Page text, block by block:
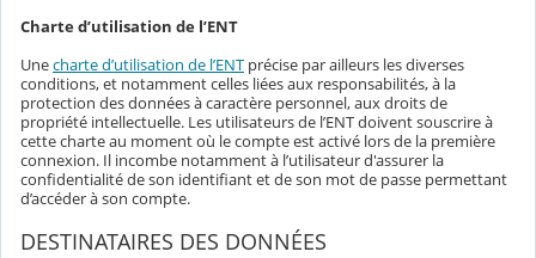
Charte d’utilisation de l’ENT
Unecharte d’utilisation de l’ENT précise par ailleurs les diverses
conditions, et notamment celles liées aux responsabilités, à la
protection des données à caractère personnel, aux droits de
propriété intellectuelle. Les utilisateurs de l’ENT doivent souscrire à
cette charte au moment où le compte est activé lors de la première
connexion. Il incombe notamment à l’utilisateur d'assurer la
confidentialité de son identifiant et de son mot de passe permettant
d’accéder à son compte.
DESTINATAIRES DES DONNÉES